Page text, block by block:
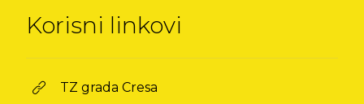
Korisni linkovi
TZ grada Cresa